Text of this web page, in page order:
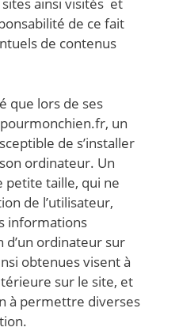
ainsi visités et
de ce fait
de contenus
que lors de ses
un
de s’installer
ordinateur. Un
petite taille, qui ne
de l’utilisateur,
informations
d’un ordinateur sur
obtenues visent à
sur le site, et
à permettre diverses